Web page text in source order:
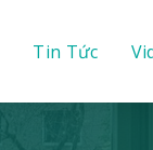
Tin Tức